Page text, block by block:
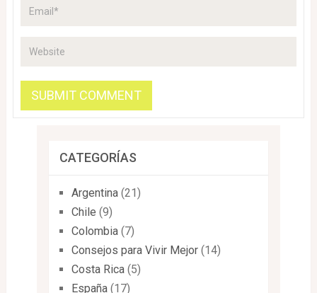
CATEGORÍAS
Argentina(21)
Chile (9)
Colombia(7)
Consejos para Vivir Mejor(14)
Costa Rica(5)
España(17)